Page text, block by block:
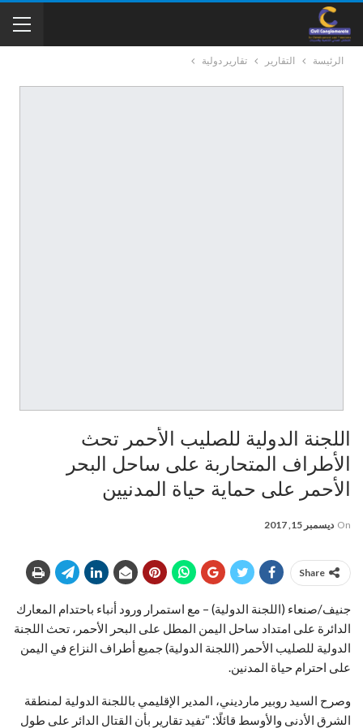
الرئيسة التقارير تقارير دولية
اللجنة الدولية للصليب الأحمر تحث
الأطراف المتحاربة على ساحل البحر
الأحمر على حماية حياة المدنيين
On ديسمبر 15, 2017
Share
جنيف/صنعاء (اللجنة الدولية) – مع استمرار ورود أنباء باحتدام المعارك
الدائرة على امتداد ساحل اليمن المطل على البحر الأحمر، تحث اللجنة
الدولية للصليب الأحمر (اللجنة الدولية) جميع أطراف النزاع في اليمن
على احترام حياة المدنين.
وصرح السيد روبير مارديني، المدير الإقليمي باللجنة الدولية لمنطقة
الشرق الأدنى والأوسط قائلًا: “تفيد تقارير بأن القتال الدائر على طول